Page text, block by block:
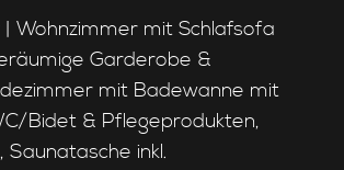
Wohnzimmer mit Schlafsofa
Garderobe &
mit Badewanne mit
Bidet & Pflegeprodukten,
inkl.